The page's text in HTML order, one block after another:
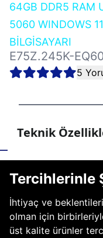
64GB DDR5 RAM
5060 WINDOWS
BİLGİSAYARI
E75Z.245K-
5
Teknik
Tercihlerinle
İhtiyaç ve
olman için
üst kalite ürünler